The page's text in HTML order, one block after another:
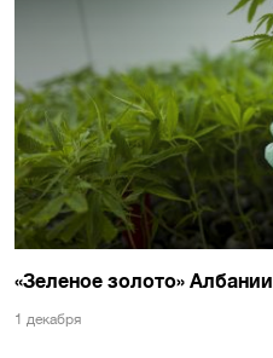
«Зеленое золото» Албании
1 декабря